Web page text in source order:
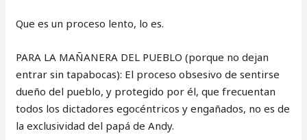
Que es un proceso lento, lo es.
PARA LA MAÑANERA DEL PUEBLO (porque no dejan
entrar sin tapabocas): El proceso obsesivo de sentirse
dueño del pueblo, y protegido por él, que frecuentan
todos los dictadores egocéntricos y engañados, no es de
la exclusividad del papá de Andy.